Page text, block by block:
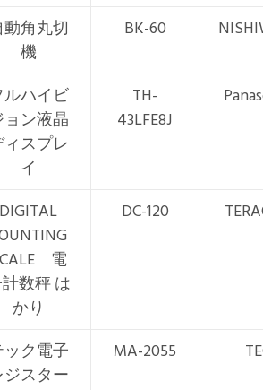
動角丸切
機
BK-60
ルハイビ
ョン液晶
ィスプレ
イ
TH-
43LFE8J
DIGITAL
電
数秤 は
かり
DC-120
ック電子
ジスター
MA-2055